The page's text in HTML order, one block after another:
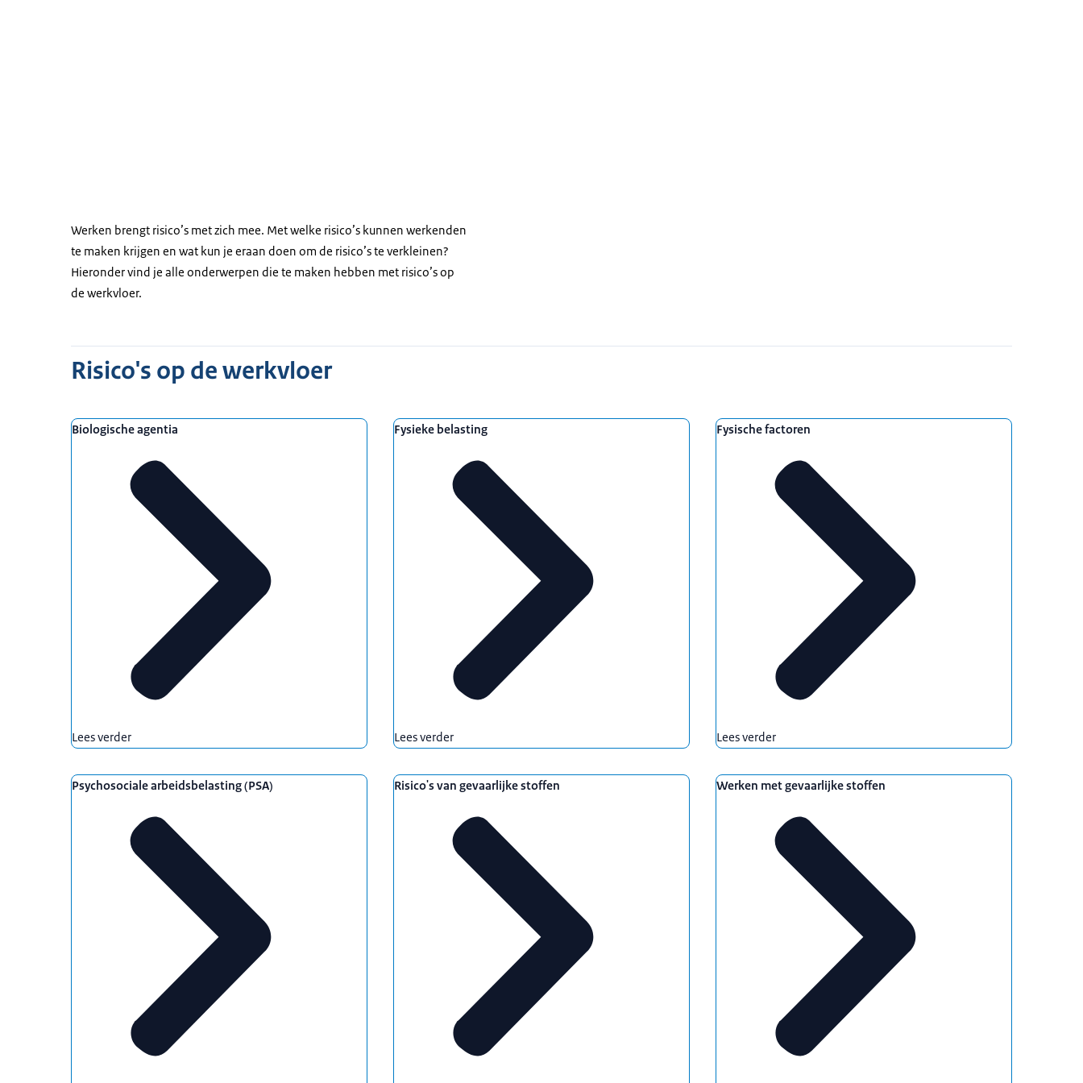
Werken brengt risico’s met zich mee. Met welke risico’s kunnen werkenden
te maken krijgen en wat kun je eraan doen om de risico’s te verkleinen?
Hieronder vind je alle onderwerpen die te maken hebben met risico’s op
de werkvloer.
Risico's op de werkvloer
Biologische agentia
Lees verder
Fysieke belasting
Lees verder
Fysische factoren
Lees verder
Psychosociale arbeidsbelasting (PSA) Risico's van gevaarlijke stoffen Werken met gevaarlijke stoffen